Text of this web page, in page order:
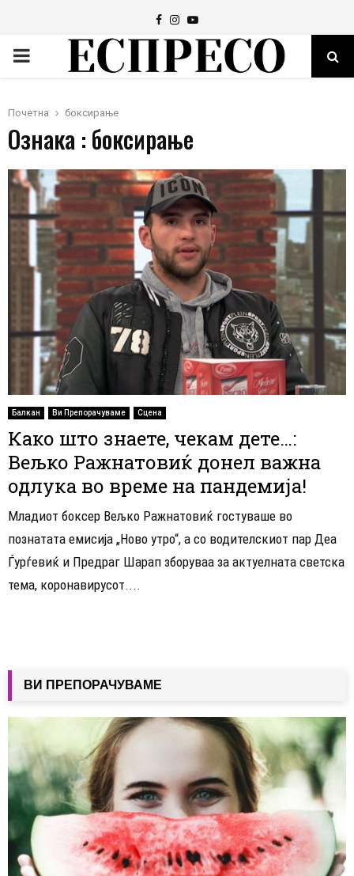
Facebook
Instagram
Youtube
PRIMARY
Почетна боксирање
Ознака : боксирање
Балкан Ви Препорачуваме Сцена
Како што знаете, чекам дете…:
Вељко Ражнатовиќ донел важна
одлука во време на пандемија!
Младиот боксер Вељко Ражнатовиќ гостуваше во
познатата емисија „Ново утро“, а со водителскиот пар Деа
Ѓурѓевиќ и Предраг Шарап зборуваа за актуелната светска
тема, коронавирусот....
ВИ ПРЕПОРАЧУВАМЕ